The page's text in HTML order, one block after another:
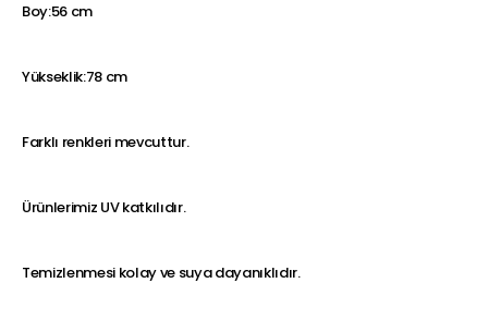
Boy:56 cm
Yükseklik:78 cm
Farklı renkleri mevcuttur.
Ürünlerimiz UV katkılıdır.
Temizlenmesi kolay ve suya dayanıklıdır.